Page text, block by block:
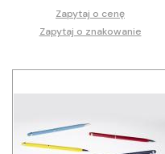
Zapytaj o cenę
Zapytaj o znakowanie